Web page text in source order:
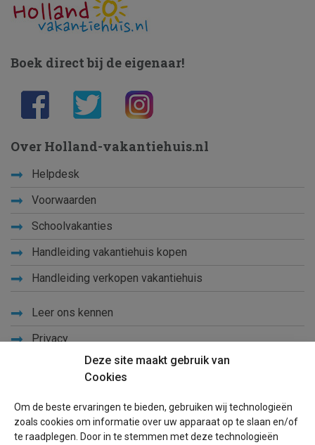
Deze site maakt gebruik van
Cookies
Om de beste ervaringen te bieden, gebruiken wij technologieën
zoals cookies om informatie over uw apparaat op te slaan en/of
te raadplegen. Door in te stemmen met deze technologieën
Boek direct bij de eigenaar!
Over Holland-vakantiehuis.nl
Helpdesk
Voorwaarden
Schoolvakanties
Handleiding vakantiehuis kopen
Handleiding verkopen vakantiehuis
Leer ons kennen
Privacy
Blog